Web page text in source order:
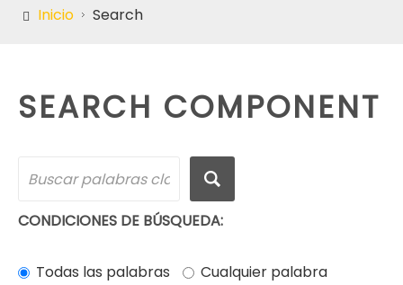
Inicio Search
SEARCH COMPONENT
CONDICIONES DE BÚSQUEDA:
Todas las palabras
Cualquier palabra